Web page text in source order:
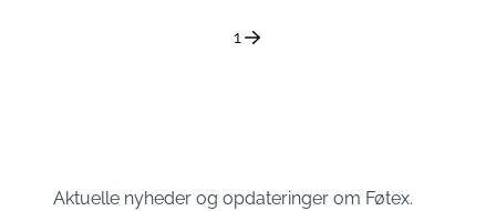
1
Aktuelle nyheder og opdateringer om Føtex.